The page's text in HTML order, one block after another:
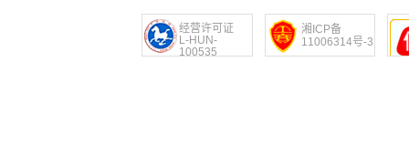
经营许可证
L-HUN-
100535
湘ICP备
11006314号-3